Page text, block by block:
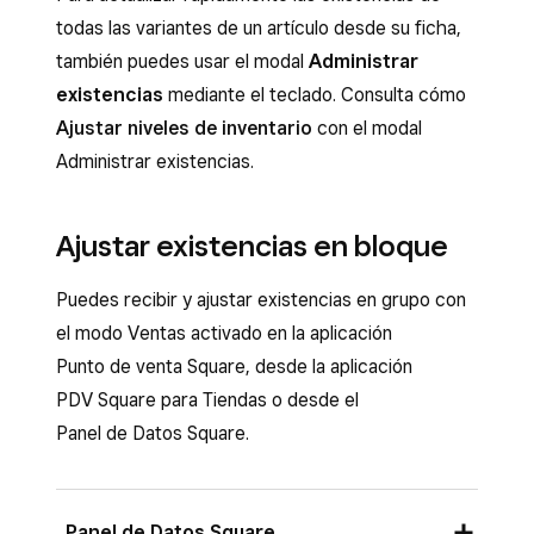
existencias para un artículo sin variantes.
Para un artículo sin variantes, sigue estos pasos:
Editar artículo. Desplázate hacia abajo
hasta la sección
Administrar inventario
Haz clic enDisponiblepara abrir la
ventana emergente del inventario.
artículo individual con el modo Ventas activado
en la aplicación Punto de venta Square o desde
la aplicación PDV Square para Tiendas.
Ubica y pulsa el artículo que necesitas.
PulsaAdministrar existencias>
Existencias recibidase ingresa el monto
de existencias actualizado.
PulsaGuardar.
todas las variantes de un artículo desde su ficha,
también puedes usar el modal Administrar
existencias mediante el teclado. Consulta cómo
Ajustar niveles de inventario con el modal
Administrar existencias.
Ajustar existencias en bloque
Puedes recibir y ajustar existencias en grupo con
el modo Ventas activado en la aplicación
Punto de venta Square, desde la aplicación
PDV Square para Tiendas o desde el
Panel de Datos Square.